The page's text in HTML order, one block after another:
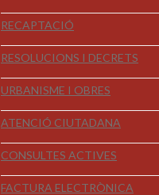
RECAPTACIÓ
RESOLUCIONS I DECRETS
URBANISME I OBRES
ATENCIÓ CIUTADANA
CONSULTES ACTIVES
FACTURA ELECTRÒNICA